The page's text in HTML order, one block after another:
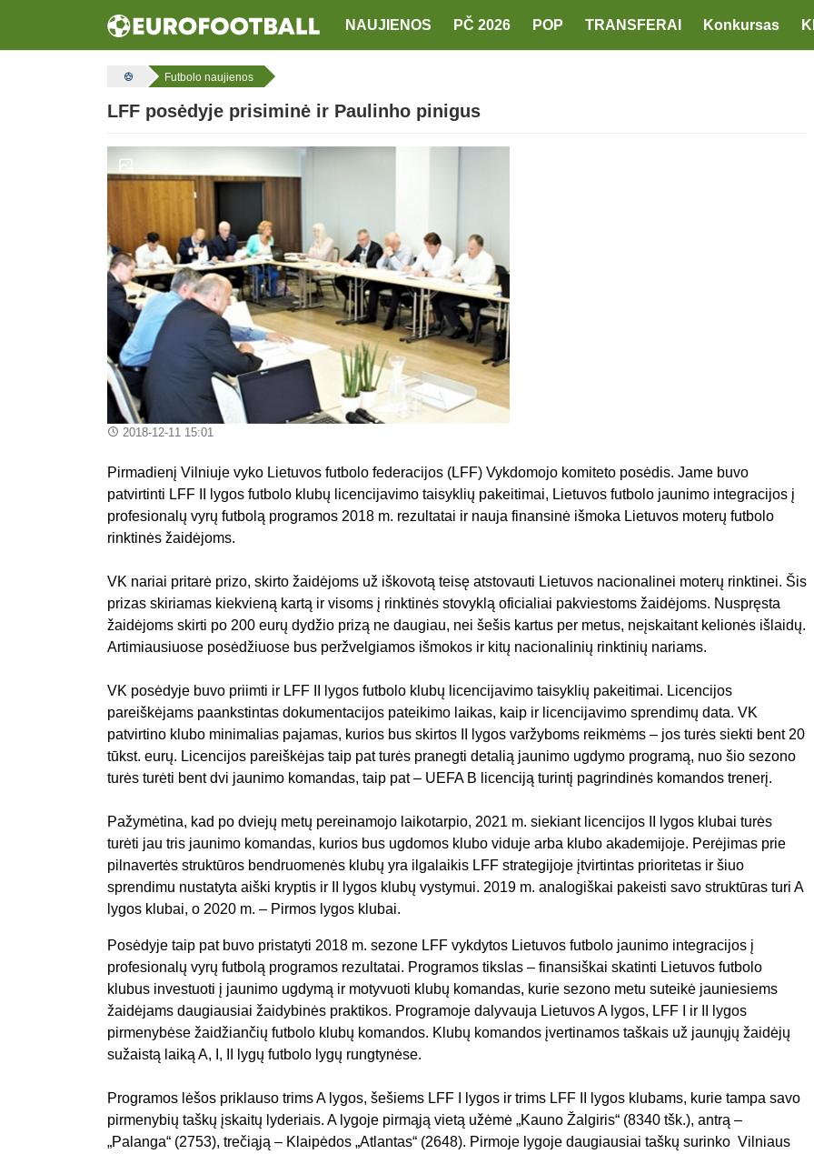
NAUJIENOS PČ 2026 POP TRANSFERAI Konkursas
Futbolo naujienos
LFF posėdyje prisiminė ir Paulinho pinigus
2018-12-11 15:01
Pirmadienį Vilniuje vyko Lietuvos futbolo federacijos (LFF) Vykdomojo komiteto posėdis. Jame buvo
patvirtinti LFF II lygos futbolo klubų licencijavimo taisyklių pakeitimai, Lietuvos futbolo jaunimo integracijos į
profesionalų vyrų futbolą programos 2018 m. rezultatai ir nauja finansinė išmoka Lietuvos moterų futbolo
rinktinės žaidėjoms.
VK nariai pritarė prizo, skirto žaidėjoms už iškovotą teisę atstovauti Lietuvos nacionalinei moterų rinktinei. Šis
prizas skiriamas kiekvieną kartą ir visoms į rinktinės stovyklą oficialiai pakviestoms žaidėjoms. Nuspręsta
žaidėjoms skirti po 200 eurų dydžio prizą ne daugiau, nei šešis kartus per metus, neįskaitant kelionės išlaidų.
Artimiausiuose posėdžiuose bus peržvelgiamos išmokos ir kitų nacionalinių rinktinių nariams.
VK posėdyje buvo priimti ir LFF II lygos futbolo klubų licencijavimo taisyklių pakeitimai. Licencijos
pareiškėjams paankstintas dokumentacijos pateikimo laikas, kaip ir licencijavimo sprendimų data. VK
patvirtino klubo minimalias pajamas, kurios bus skirtos II lygos varžyboms reikmėms – jos turės siekti bent 20
tūkst. eurų. Licencijos pareiškėjas taip pat turės pranegti detalią jaunimo ugdymo programą, nuo šio sezono
turės turėti bent dvi jaunimo komandas, taip pat – UEFA B licenciją turintį pagrindinės komandos trenerį.
Pažymėtina, kad po dviejų metų pereinamojo laikotarpio, 2021 m. siekiant licencijos II lygos klubai turės
turėti jau tris jaunimo komandas, kurios bus ugdomos klubo viduje arba klubo akademijoje. Perėjimas prie
pilnavertės struktūros bendruomenės klubų yra ilgalaikis LFF strategijoje įtvirtintas prioritetas ir šiuo
sprendimu nustatyta aiški kryptis ir II lygos klubų vystymui. 2019 m. analogiškai pakeisti savo struktūras turi A
lygos klubai, o 2020 m. – Pirmos lygos klubai.
Posėdyje taip pat buvo pristatyti 2018 m. sezone LFF vykdytos Lietuvos futbolo jaunimo integracijos į
profesionalų vyrų futbolą programos rezultatai. Programos tikslas – finansiškai skatinti Lietuvos futbolo
klubus investuoti į jaunimo ugdymą ir motyvuoti klubų komandas, kurie sezono metu suteikė jauniesiems
žaidėjams daugiausiai žaidybinės praktikos. Programoje dalyvauja Lietuvos A lygos, LFF I ir II lygos
pirmenybėse žaidžiančių futbolo klubų komandos. Klubų komandos įvertinamos taškais už jaunųjų žaidėjų
sužaistą laiką A, I, II lygų futbolo lygų rungtynėse.
Programos lėšos priklauso trims A lygos, šešiems LFF I lygos ir trims LFF II lygos klubams, kurie tampa savo
pirmenybių taškų įskaitų lyderiais. A lygoje pirmąją vietą užėmė „Kauno Žalgiris“ (8340 tšk.), antrą –
„Palanga“ (2753), trečiąją – Klaipėdos „Atlantas“ (2648). Pirmoje lygoje daugiausiai taškų surinko Vilniaus